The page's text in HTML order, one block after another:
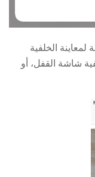
الخلفية
شاشة القفل، أو